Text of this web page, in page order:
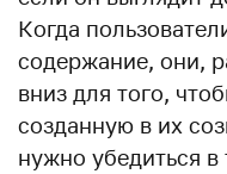
Когда
содержание, они,
вниз для того,
созданную в их
нужно убедиться в